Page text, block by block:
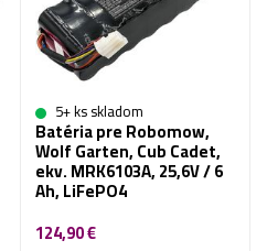
5+ ks skladom
Batéria pre Robomow,
Wolf Garten, Cub Cadet,
ekv. MRK6103A, 25,6V / 6
Ah, LiFePO4
124,90 €